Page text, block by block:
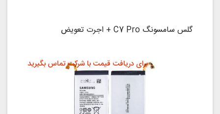
گلس سامسونگ C7 Pro + اجرت تعویض
برای دریافت قیمت با شرکت تماس بگیرید